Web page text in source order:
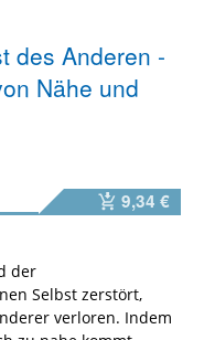
des Anderen -
Nähe und
9,34 €
der
Selbst zerstört,
verloren. Indem